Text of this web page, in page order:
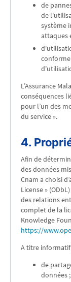
de
de
système
attaques
L’Assurance
conséquences
pour l’un des
du service ».
4.
Afin de
des données
Cnam a choisi
License »
des relations
complet de la
Knowledge
https://
A titre
de
données ;